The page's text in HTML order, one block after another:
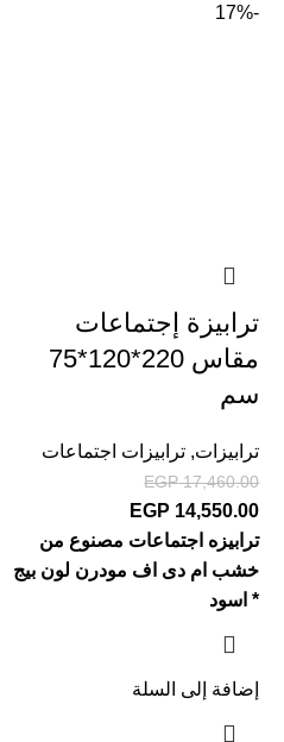
-17%
ترابيزة إجتماعات
مقاس 220*120*75
سم
ترابيزات, ترابيزات اجتماعات
EGP17,460.00
EGP 14,550.00
ترابيزه اجتماعات مصنوع من
خشب ام دى اف مودرن لون بيج
* اسود
إضافة إلى السلة